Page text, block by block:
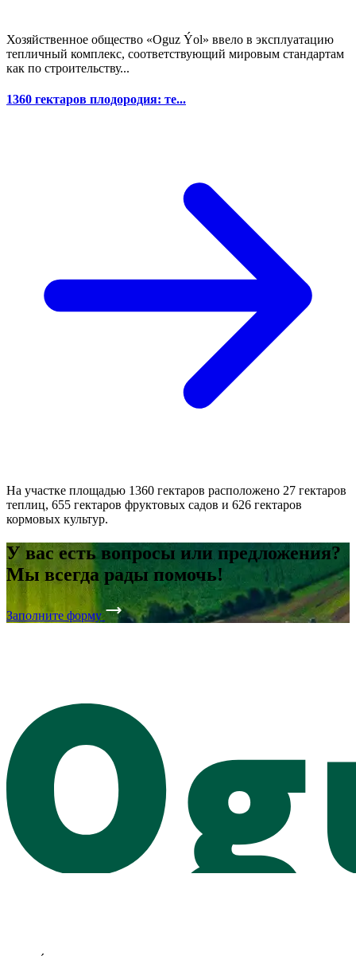
Хозяйственное общество «Oguz Ýol» ввело в эксплуатацию
тепличный комплекс, соответствующий мировым стандартам
как по строительству...
1360 гектаров плодородия: те...
На участке площадью 1360 гектаров расположено 27 гектаров
теплиц, 655 гектаров фруктовых садов и 626 гектаров
кормовых культур.
У вас есть вопросы или предложения?
Мы всегда рады помочь!
Заполните форму